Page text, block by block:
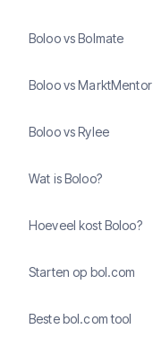
Boloo vs Bolmate
Boloo vs MarktMentor
Boloo vs Rylee
Wat is Boloo?
Hoeveel kost Boloo?
Starten op bol.com
Beste bol.com tool